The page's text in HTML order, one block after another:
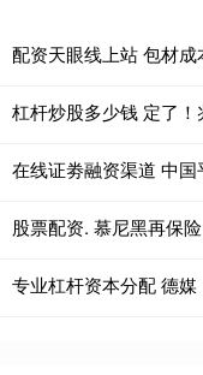
在线证劵融资渠道 中
专业杠杆资本分配 德